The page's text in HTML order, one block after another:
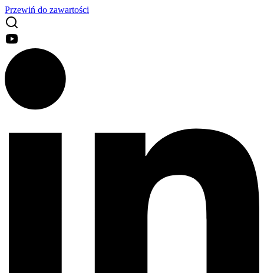
Przewiń do zawartości